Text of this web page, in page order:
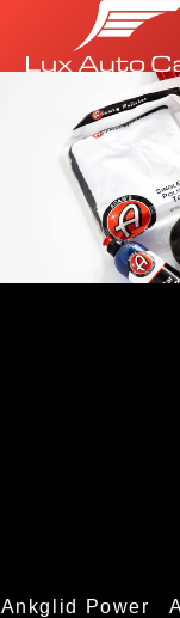
Ankglid Power